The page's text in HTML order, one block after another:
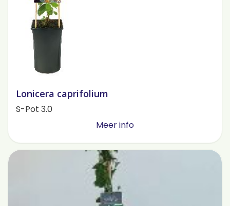
Lonicera caprifolium
S-Pot 3.0
Meer info